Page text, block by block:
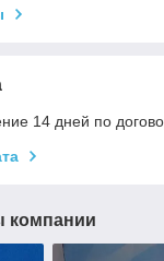
14 дней по
компании